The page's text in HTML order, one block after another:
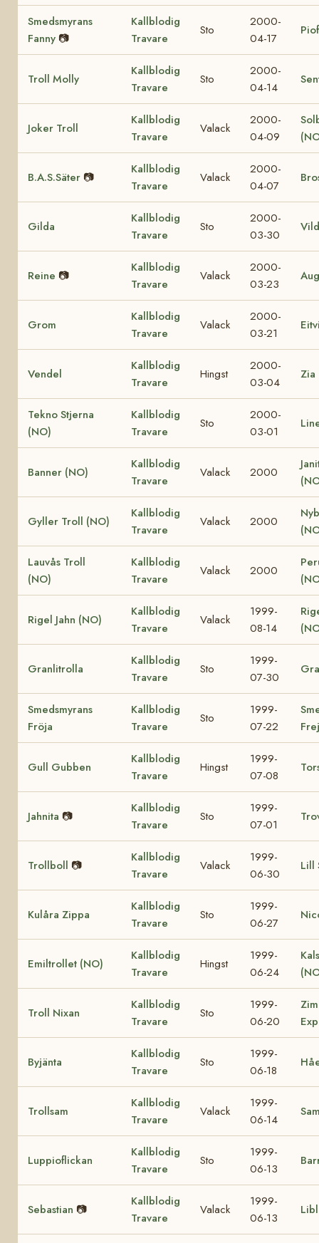
Smedsmyrans
Fanny 📷
Kallblodig
Travare
Sto
2000-
04-17
Troll Molly
Kallblodig
Travare
Sto
2000-
04-14
Joker Troll
Kallblodig
Travare
Valack
2000-
04-09
B.A.S.Säter 📷
Kallblodig
Travare
Valack
2000-
04-07
Gilda
Kallblodig
Travare
Sto
2000-
03-30
Reine 📷
Kallblodig
Travare
Valack
2000-
03-23
Grom
Kallblodig
Travare
Valack
2000-
03-21
Vendel
Kallblodig
Travare
Hingst
2000-
03-04
Zia
Tekno Stjerna
(NO)
Kallblodig
Travare
Sto
2000-
03-01
Banner (NO)
Kallblodig
Travare
Valack 2000
Gyller Troll (NO)
Kallblodig
Travare
Valack 2000
Lauvås Troll
(NO)
Kallblodig
Travare
Valack 2000
Rigel Jahn (NO)
Kallblodig
Travare
Valack
1999-
08-14
Granlitrolla
Kallblodig
Travare
Sto
1999-
07-30
Smedsmyrans
Fröja
Kallblodig
Travare
Sto
1999-
07-22
Gull Gubben
Kallblodig
Travare
Hingst
1999-
07-08
Jahnita 📷
Kallblodig
Travare
Sto
1999-
07-01
Trollboll 📷
Kallblodig
Travare
Valack
1999-
06-30
Lill
Kulåra Zippa
Kallblodig
Travare
Sto
1999-
06-27
Emiltrollet (NO)
Kallblodig
Travare
Hingst
1999-
06-24
Troll Nixan
Kallblodig
Travare
Sto
1999-
06-20
Byjänta
Kallblodig
Travare
Sto
1999-
06-18
Trollsam
Kallblodig
Travare
Valack
1999-
06-14
Luppioflickan
Kallblodig
Travare
Sto
1999-
06-13
Sebastian 📷
Kallblodig
Travare
Valack
1999-
06-13